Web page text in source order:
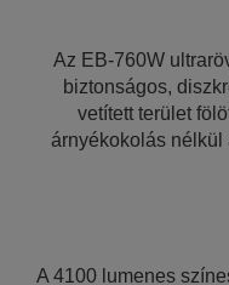
Az EB-760W
biztonságos,
vetített terület
árnyékokolás nélkül
A 4100 lumenes